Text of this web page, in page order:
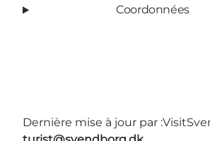
Coordonnées
Dernière mise à jour par :